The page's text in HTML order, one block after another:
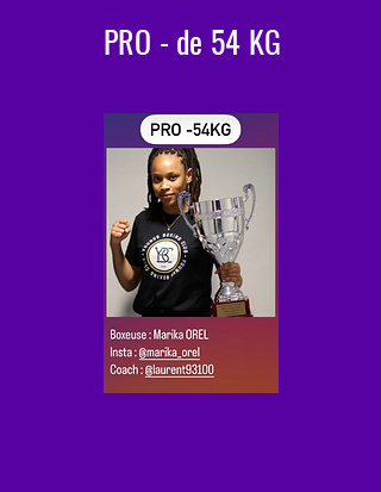
PRO - de 54 KG